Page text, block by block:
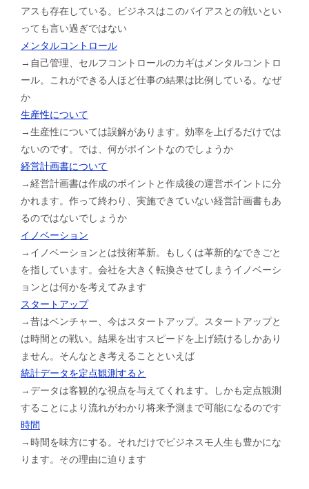
アスも存在している。ビジネスはこのバイアスとの戦いとい
っても言い過ぎではない
メンタルコントロール
→自己管理、セルフコントロールのカギはメンタルコントロ
ール。これができる人ほど仕事の結果は比例している。なぜ
か
生産性について
→生産性については誤解があります。効率を上げるだけでは
ないのです。では、何がポイントなのでしょうか
経営計画書について
→経営計画書は作成のポイントと作成後の運営ポイントに分
かれます。作って終わり、実施できていない経営計画書もあ
るのではないでしょうか
イノベーション
→イノベーションとは技術革新。もしくは革新的なできごと
を指しています。会社を大きく転換させてしまうイノベーシ
ョンとは何かを考えてみます
スタートアップ
→昔はベンチャー、今はスタートアップ。スタートアップと
は時間との戦い。結果を出すスピードを上げ続けるしかあり
ません。そんなとき考えることといえば
統計データを定点観測すると
→データは客観的な視点を与えてくれます。しかも定点観測
することにより流れがわかり将来予測まで可能になるのです
時間
→時間を味方にする。それだけでビジネスモ人生も豊かにな
ります。その理由に迫ります